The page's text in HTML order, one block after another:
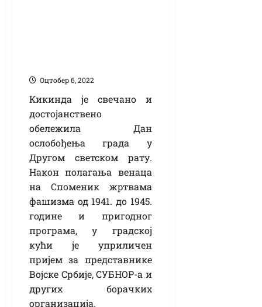
Оцтобер 6, 2022
Кикинда је свечано и
достојанствено
обележила Дан
ослобођења града у
Другом светском рату.
Након полагања венаца
на Споменик жртвама
фашизма од 1941. до 1945.
године и пригодног
програма, у градској
кући је уприличен
пријем за представнике
Војске Србије, СУБНОР-а и
других борачких
организација.